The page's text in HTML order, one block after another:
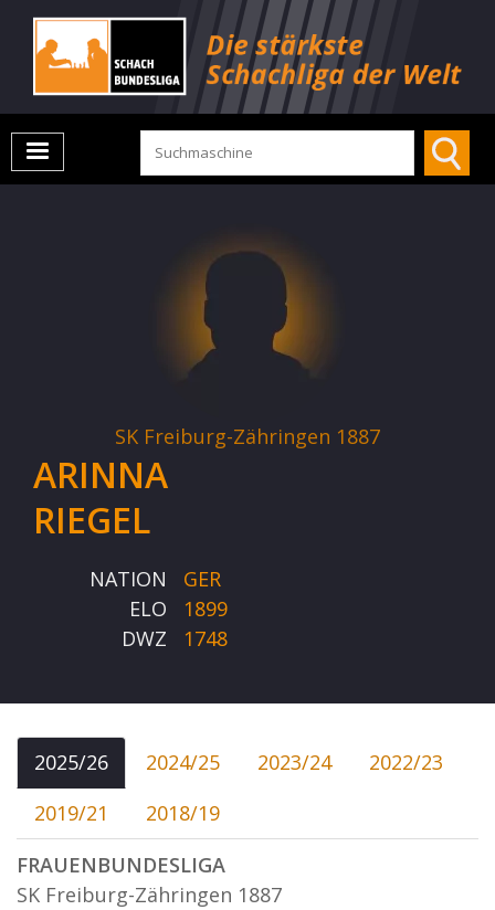
SK Freiburg-Zähringen 1887
ARINNA
RIEGEL
NATION
GER
ELO
1899
DWZ
1748
2025/26 2024/25 2023/24
2022/23
2019/21
2018/19
FRAUENBUNDESLIGA
SK Freiburg-Zähringen 1887